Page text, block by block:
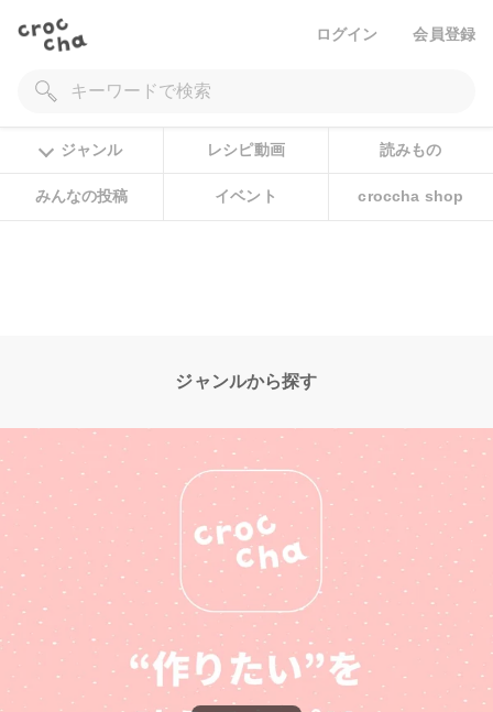
ログイン 会員登録
ジャンル レシピ動画 読みもの
みんなの投稿 イベント croccha shop
ジャンルから探す